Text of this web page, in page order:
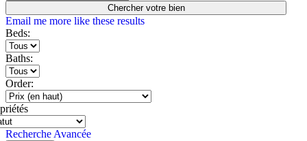
Chercher votre bien
Email me more like these results
Beds:
Baths:
Order:
Recherche Avancée